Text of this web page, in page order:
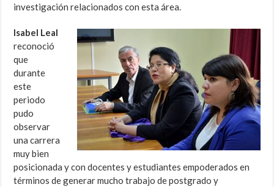
investigación relacionados con esta área.
Isabel Leal
reconoció
que
durante
este
periodo
pudo
observar
una carrera
muy bien
posicionada y con docentes y estudiantes empoderados en
términos de generar mucho trabajo de postgrado y